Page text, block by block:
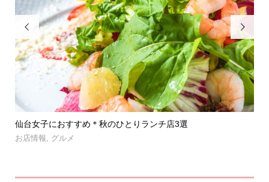

仙台女子におすすめ＊秋のひとりランチ店3選
お店情報, グルメ
